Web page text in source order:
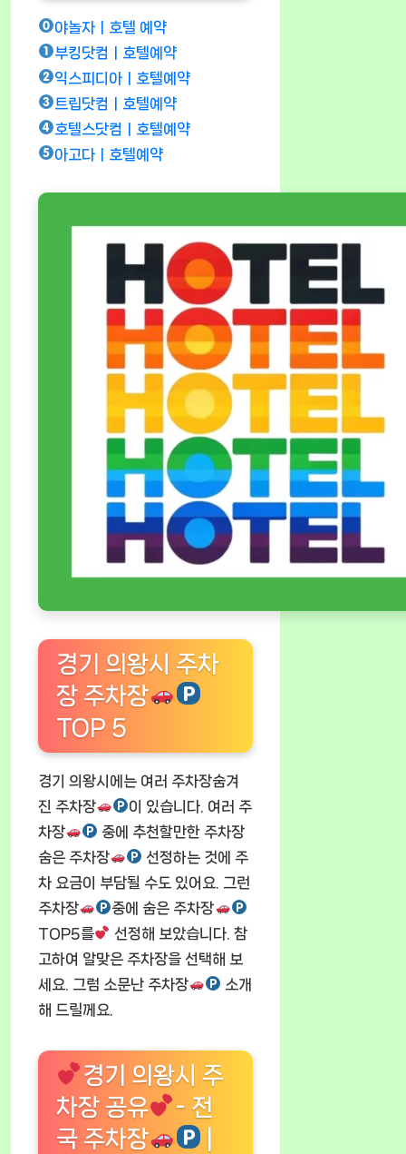
야놀자ㅣ호텔 예약
부킹닷컴ㅣ호텔예약
익스피디아ㅣ호텔예약
트립닷컴ㅣ호텔예약
호텔스닷컴ㅣ호텔예약
아고다ㅣ호텔예약
경기 의왕시 주차
장 주차장
TOP 5
경기 의왕시에는 여러 주차장숨겨
진 주차장
이 있습니다. 여러 주
차장
중에 추천할만한 주차장
숨은 주차장
선정하는 것에 주
차 요금이 부담될 수도 있어요. 그런
주차장
중에 숨은 주차장
TOP5를
선정해 보았습니다. 참
고하여 알맞은 주차장을 선택해 보
세요. 그럼 소문난 주차장
소개
해 드릴께요.
경기 의왕시 주
차장 공유
- 전
국 주차장